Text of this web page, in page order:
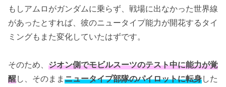
もしアムロがガンダムに乗らず、戦場に出なかった世界線
があったとすれば、彼のニュータイプ能力が開花するタイ
ミングもまた変化していたはずです。
そのため、 ジオン側でモビルスーツのテスト中に能力が覚
醒し、そのまま ニュータイプ部隊のパイロットに転身した